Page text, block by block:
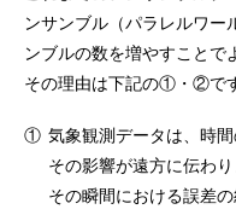
ンサンブル（パラレルワー
ンブルの数を増やすことで
その理由は下記の①・②で
① 気象観測データは、時
その影響が遠方に伝わ
その瞬間における誤差